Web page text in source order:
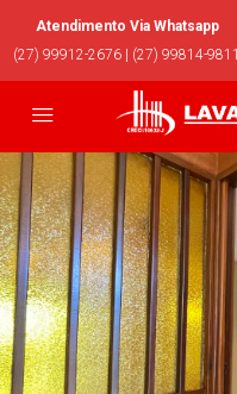
Atendimento Via Whatsapp
(27) 99912-2676 | (27) 99814-9811